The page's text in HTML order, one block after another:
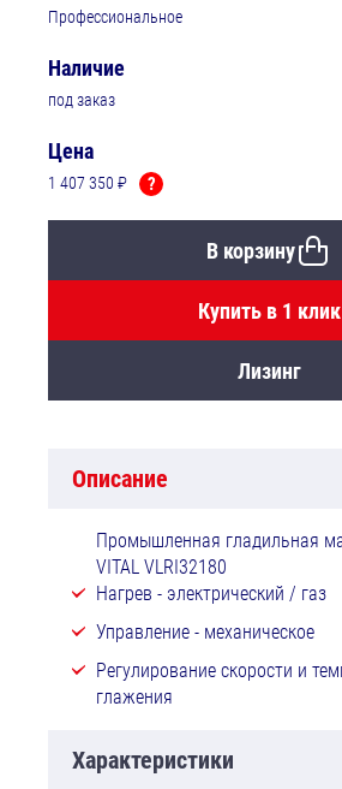
Профессиональное
Наличие
под заказ
Цена
1 407 350 ₽ ?
В корзину
Купить в 1 клик
Лизинг
Описание
Промышленная гладильная
VITAL VLRI32180
Нагрев - электрический / газ
Управление - механическое
Регулирование скорости и
глажения
Характеристики